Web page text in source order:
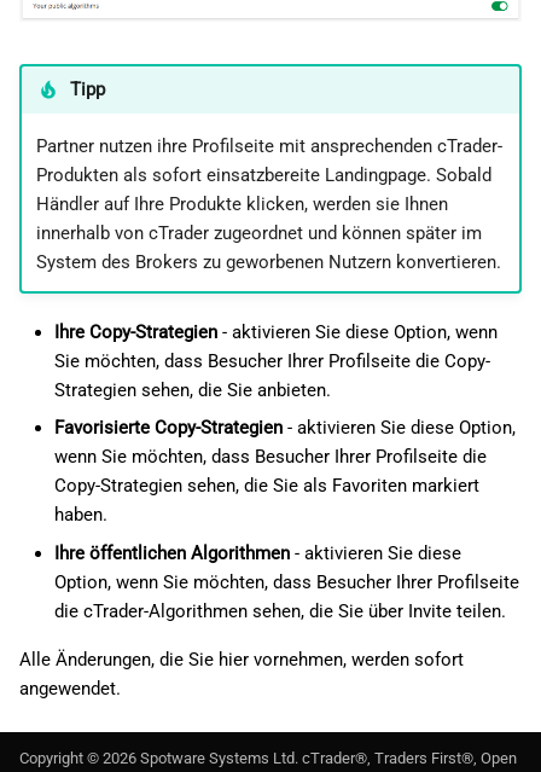
Tipp
Partner nutzen ihre Profilseite mit ansprechenden cTrader-
Produkten als sofort einsatzbereite Landingpage. Sobald
Händler auf Ihre Produkte klicken, werden sie Ihnen
innerhalb von cTrader zugeordnet und können später im
System des Brokers zu geworbenen Nutzern konvertieren.
Ihre Copy-Strategien- aktivieren Sie diese Option, wenn
Sie möchten, dass Besucher Ihrer Profilseite die Copy-
Strategien sehen, die Sie anbieten.
Favorisierte Copy-Strategien- aktivieren Sie diese Option,
wenn Sie möchten, dass Besucher Ihrer Profilseite die
Copy-Strategien sehen, die Sie als Favoriten markiert
haben.
Ihre öffentlichen Algorithmen- aktivieren Sie diese
Option, wenn Sie möchten, dass Besucher Ihrer Profilseite
die cTrader-Algorithmen sehen, die Sie über Invite teilen.
Alle Änderungen, die Sie hier vornehmen, werden sofort
angewendet.
Copyright © 2026 Spotware Systems Ltd. cTrader®, Traders First®, Open